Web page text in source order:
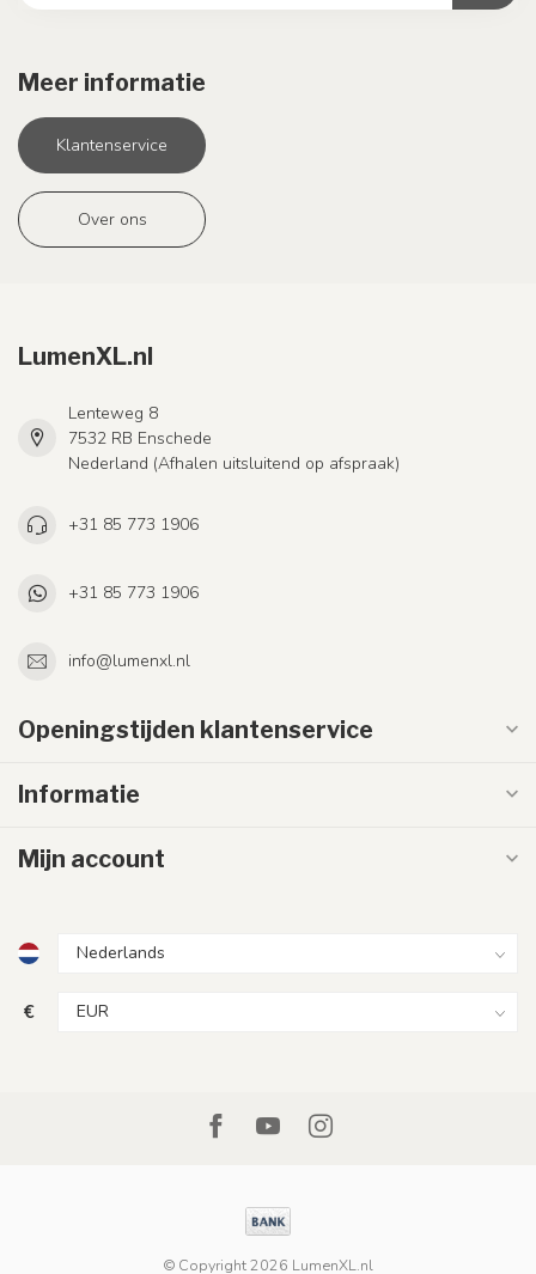
Meer informatie
Klantenservice
Over ons
LumenXL.nl
Lenteweg 8
7532 RB Enschede
Nederland (Afhalen uitsluitend op afspraak)
+31 85 773 1906
+31 85 773 1906
info@lumenxl.nl
Openingstijden klantenservice
Informatie
Mijn account
€
© Copyright 2026 LumenXL.nl